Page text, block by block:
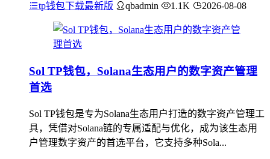
tp钱包下载最新版 qbadmin 1.1K 2026-08-08
Sol TP钱包，Solana生态用户的数字资产管理
首选
Sol TP钱包是专为Solana生态用户打造的数字资产管理工
具，凭借对Solana链的专属适配与优化，成为该生态用
户管理数字资产的首选平台，它支持多种Sola...